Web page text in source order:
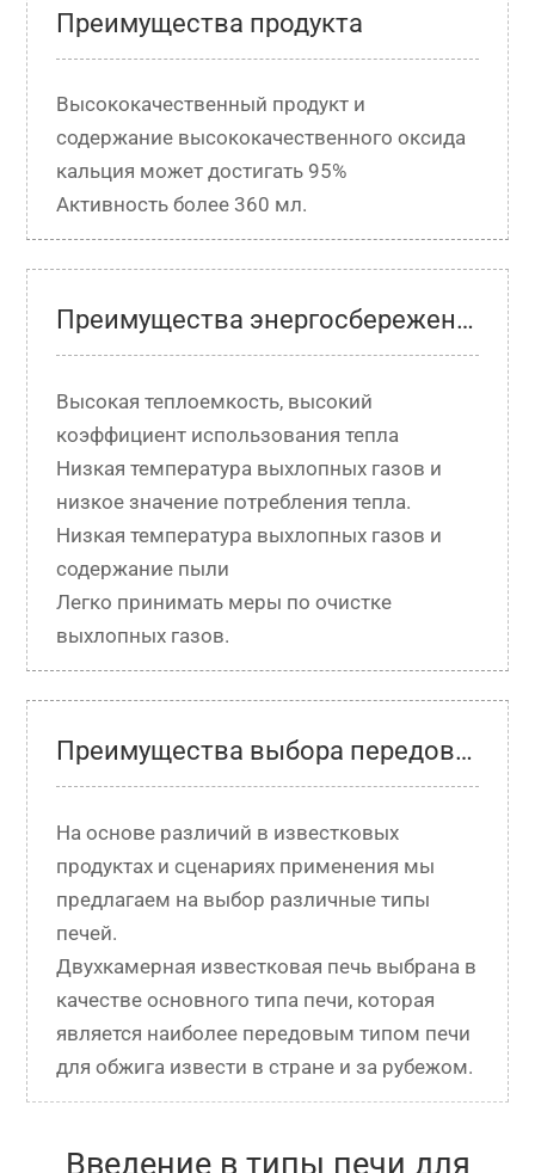
Преимущества продукта
Высококачественный продукт и
содержание высококачественного оксида
кальция может достигать 95%
Преимущества энергосбережения и защиты окружающей среды
Высокая теплоемкость, высокий
коэффициент использования тепла
Низкая температура выхлопных газов и
низкое значение потребления тепла.
Низкая температура выхлопных газов и
содержание пыли
Легко принимать меры по очистке
выхлопных газов.
Преимущества выбора передовой печи
На основе различий в известковых
продуктах и ​​сценариях применения мы
предлагаем на выбор различные типы
печей.
Двухкамерная известковая печь выбрана в
качестве основного типа печи, которая
является наиболее передовым типом печи
для обжига извести в стране и за рубежом.
Введение в типы печи для